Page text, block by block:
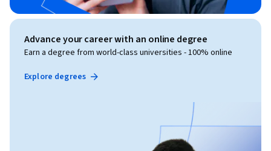
Advance your career with an online degree
Earn a degree from world-class universities - 100% online
Explore degrees